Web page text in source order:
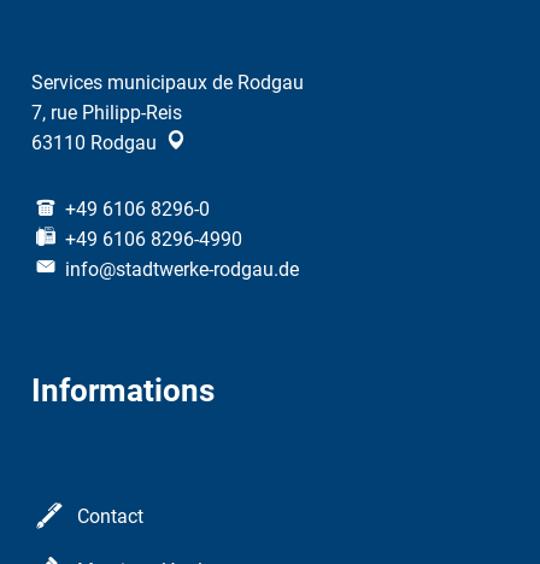
Services municipaux de Rodgau
7, rue Philipp-Reis
63110 Rodgau
+49 6106 8296-0
+49 6106 8296-4990
info@stadtwerke-rodgau.de
Informations
Contact